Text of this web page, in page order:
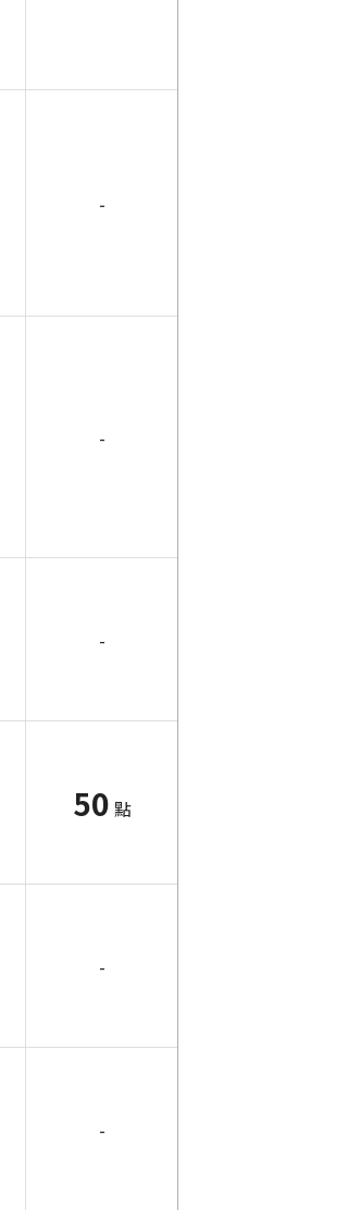
-
-
-
50 點
-
-